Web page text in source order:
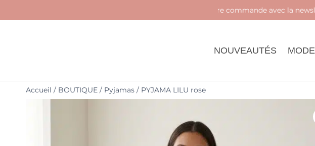
Livraison en 48h -10% sur votre commande avec la newsletter
NOUVEAUTÉS MODE
Accueil / BOUTIQUE / Pyjamas / PYJAMA LILU rose